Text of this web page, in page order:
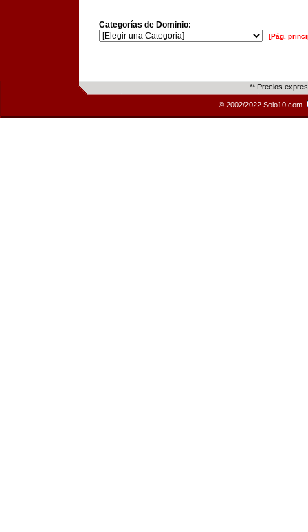
Categorías de Dominio:
[Pág.
** Precios
© 2002/2022 Solo10.com